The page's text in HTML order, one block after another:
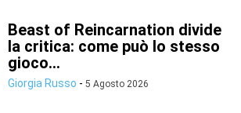
Beast of Reincarnation divide
la critica: come può lo stesso
gioco...
Giorgia Russo - 5 Agosto 2026